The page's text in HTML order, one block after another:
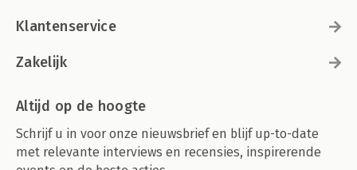
Klantenservice
Zakelijk
Altijd op de hoogte
Schrijf u in voor onze nieuwsbrief en blijf up-to-date
met relevante interviews en recensies, inspirerende